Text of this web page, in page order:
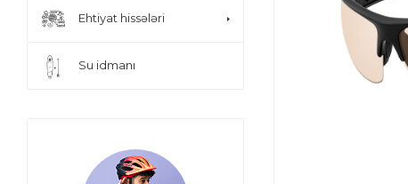
Ehtiyat hissələri
Su idmanı